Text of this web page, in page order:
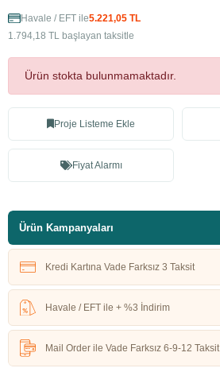
Havale / EFT ile5.221,05 TL
1.794,18 TL başlayan taksitle
Ürün stokta bulunmamaktadır.
Proje Listeme Ekle
Fiyat Alarmı
Ürün Kampanyaları
Kredi Kartına Vade Farksız 3 Taksit
Havale / EFT ile + %3 İndirim
Mail Order ile Vade Farksız 6-9-12 Taksit